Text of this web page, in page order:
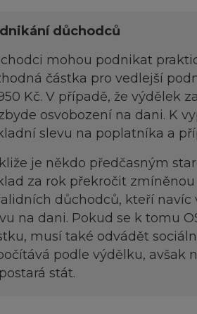
důchodců
mohou podnikat
částka pro vedlejší
Kč. V případě, že výdělek
osvobození na dani. K
slevu na poplatníka a
je někdo předčasným
za rok překročit
důchodců, kteří
na dani. Pokud se k tomu
musí také odvádět
podle výdělku, avšak
stát.